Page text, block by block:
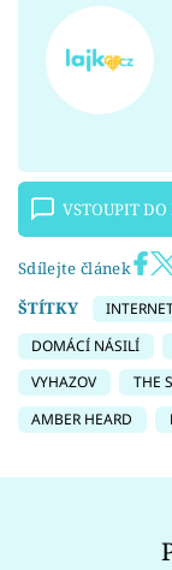
VSTOUPIT DO
Sdílejte článek
ŠTÍTKY
DOMÁCÍ NÁSILÍ
VYHAZOV
THE
AMBER HEARD